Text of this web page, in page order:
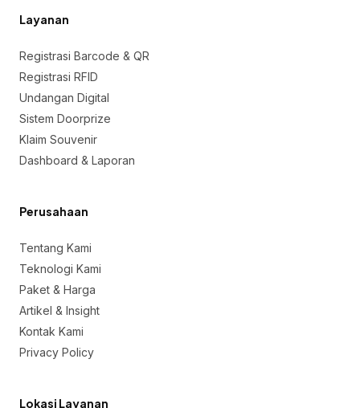
Layanan
Registrasi Barcode & QR
Registrasi RFID
Undangan Digital
Sistem Doorprize
Klaim Souvenir
Dashboard & Laporan
Perusahaan
Tentang Kami
Teknologi Kami
Paket & Harga
Artikel & Insight
Kontak Kami
Privacy Policy
Lokasi Layanan